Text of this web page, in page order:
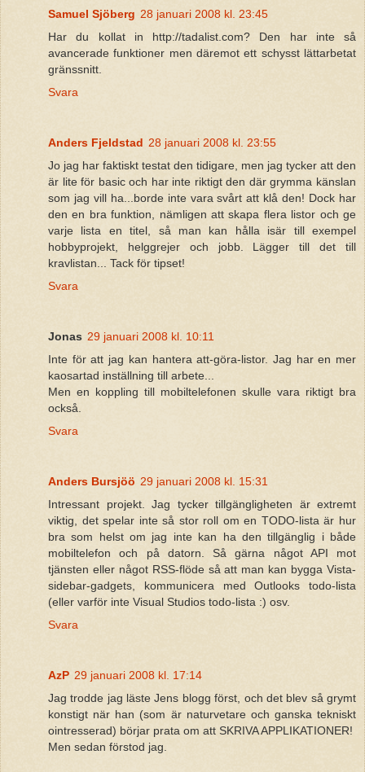
Samuel Sjöberg 28 januari 2008 kl. 23:45
Har du kollat in http://tadalist.com? Den har inte så
avancerade funktioner men däremot ett schysst lättarbetat
gränssnitt.
Svara
Anders Fjeldstad 28 januari 2008 kl. 23:55
Jo jag har faktiskt testat den tidigare, men jag tycker att den
är lite för basic och har inte riktigt den där grymma känslan
som jag vill ha...borde inte vara svårt att klå den! Dock har
den en bra funktion, nämligen att skapa flera listor och ge
varje lista en titel, så man kan hålla isär till exempel
hobbyprojekt, helggrejer och jobb. Lägger till det till
kravlistan... Tack för tipset!
Svara
Jonas 29 januari 2008 kl. 10:11
Inte för att jag kan hantera att-göra-listor. Jag har en mer
kaosartad inställning till arbete...
Men en koppling till mobiltelefonen skulle vara riktigt bra
också.
Svara
Anders Bursjöö 29 januari 2008 kl. 15:31
Intressant projekt. Jag tycker tillgängligheten är extremt
viktig, det spelar inte så stor roll om en TODO-lista är hur
bra som helst om jag inte kan ha den tillgänglig i både
mobiltelefon och på datorn. Så gärna något API mot
tjänsten eller något RSS-flöde så att man kan bygga Vista-
sidebar-gadgets, kommunicera med Outlooks todo-lista
(eller varför inte Visual Studios todo-lista :) osv.
Svara
AzP 29 januari 2008 kl. 17:14
Jag trodde jag läste Jens blogg först, och det blev så grymt
konstigt när han (som är naturvetare och ganska tekniskt
ointresserad) börjar prata om att SKRIVA APPLIKATIONER!
Men sedan förstod jag.